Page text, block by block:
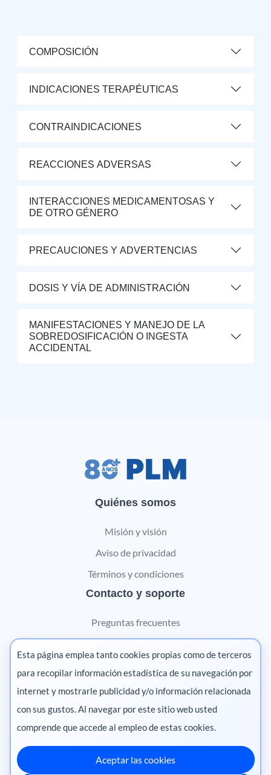
COMPOSICIÓN
INDICACIONES TERAPÉUTICAS
CONTRAINDICACIONES
REACCIONES ADVERSAS
INTERACCIONES MEDICAMENTOSAS Y
DE OTRO GÉNERO
PRECAUCIONES Y ADVERTENCIAS
DOSIS Y VÍA DE ADMINISTRACIÓN
MANIFESTACIONES Y MANEJO DE LA
SOBREDOSIFICACIÓN O INGESTA
ACCIDENTAL
Quiénes somos
Misión y visión
Aviso de privacidad
Términos y condiciones
Contacto y soporte
Preguntas frecuentes
Contáctanos
Marketing digital
Pharma
México
·
Esta página emplea tanto cookies propias como de terceros
para recopilar información estadística de su navegación por
internet y mostrarle publicidad y/o información relacionada
con sus gustos. Al navegar por este sitio web usted
comprende que accede al empleo de estas cookies.
Aceptar las cookies